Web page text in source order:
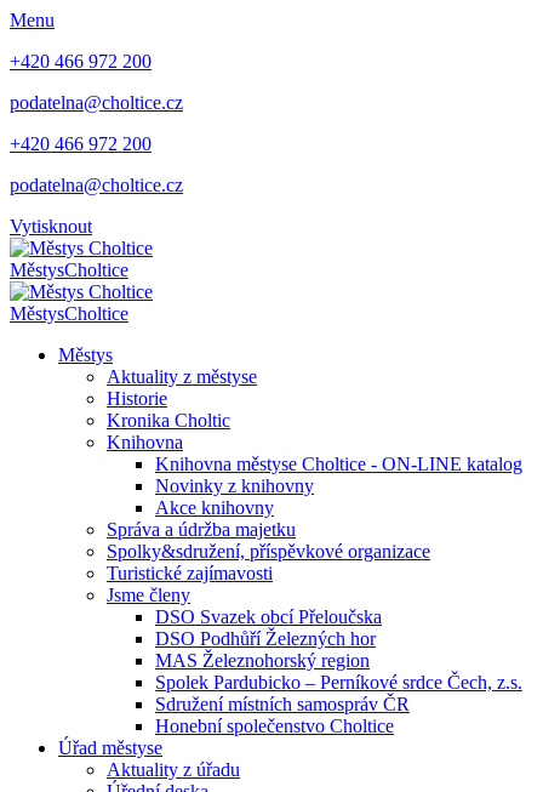
Menu
+420 466 972 200
podatelna@choltice.cz
+420 466 972 200
podatelna@choltice.cz
Vytisknout
MěstysCholtice
MěstysCholtice
Městys
Aktuality z městyse
Historie
Kronika Choltic
Knihovna
Knihovna městyse Choltice - ON-LINE katalog
Novinky z knihovny
Akce knihovny
Správa a údržba majetku
Spolky&sdružení, příspěvkové organizace
Turistické zajímavosti
Jsme členy
DSO Svazek obcí Přeloučska
DSO Podhůří Železných hor
MAS Železnohorský region
Spolek Pardubicko – Perníkové srdce Čech, z.s.
Sdružení místních samospráv ČR
Honební společenstvo Choltice
Úřad městyse
Aktuality z úřadu